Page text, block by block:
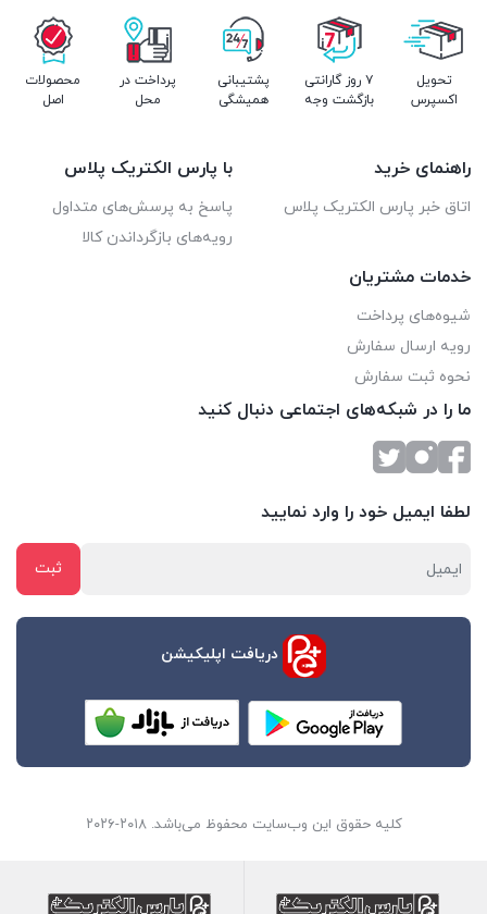
تحویل
اکسپرس
۷ روز گارانتی
بازگشت وجه
پشتیبانی
همیشگی
پرداخت در
محل
محصولات
اصل
راهنمای خرید
اتاق خبر پارس الکتریک پلاس
با پارس الکتریک پلاس
پاسخ به پرسش‌های متداول
رویه‌های بازگرداندن کالا
خدمات مشتریان
شیوه‌های پرداخت
رویه ارسال سفارش
نحوه ثبت سفارش
ما را در شبکه‌های اجتماعی دنبال کنید
لطفا ایمیل خود را وارد نمایید
دریافت اپلیکیشن
کلیه حقوق این وب‌سایت محفوظ می‌باشد. ۲۰۱۸-۲۰۲۶